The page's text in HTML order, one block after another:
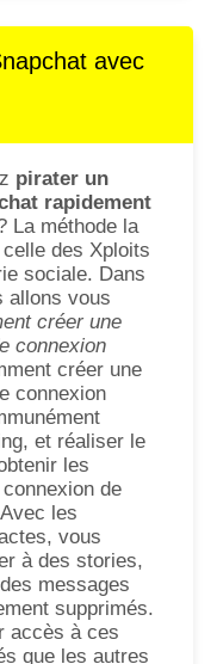
avec
pirater un
rapidement
La méthode la
des Xploits
sociale. Dans
allons vous
créer une
connexion
créer une
connexion
et réaliser le
les
de
les
vous
à des stories,
messages
supprimés.
accès à ces
que les autres